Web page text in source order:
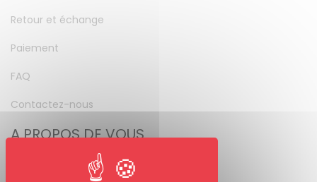
Retour et échange
Paiement
FAQ
Contactez-nous
A PROPOS DE VOUS